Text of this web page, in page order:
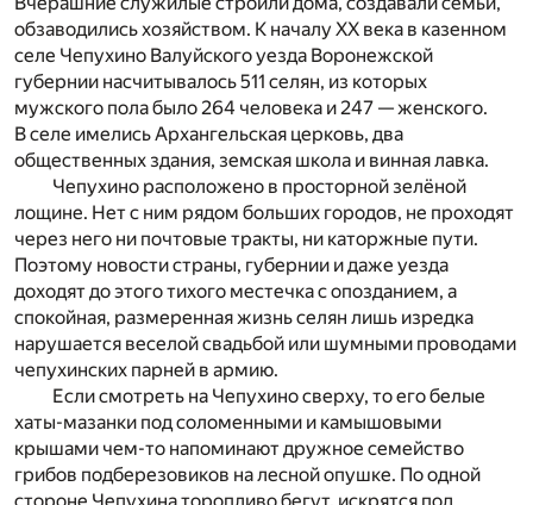
обзаводились хозяйством. К началу XX века в казенном
селе Чепухино Валуйского уезда Воронежской
губернии насчитывалось 511 селян, из которых
мужского пола было 264 человека и 247 — женского.
В селе имелись Архангельская церковь, два
общественных здания, земская школа и винная лавка.
Чепухино расположено в просторной зелёной
лощине. Нет с ним рядом больших городов, не проходят
через него ни почтовые тракты, ни каторжные пути.
Поэтому новости страны, губернии и даже уезда
доходят до этого тихого местечка с опозданием, а
спокойная, размеренная жизнь селян лишь изредка
нарушается веселой свадьбой или шумными проводами
чепухинских парней в армию.
Если смотреть на Чепухино сверху, то его белые
хаты-мазанки под соломенными и камышовыми
крышами чем-то напоминают дружное семейство
грибов подберезовиков на лесной опушке. По одной
стороне Чепухина торопливо бегут, искрятся под